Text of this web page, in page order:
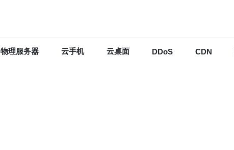
物理服务器 云手机 云桌面 DDoS CDN